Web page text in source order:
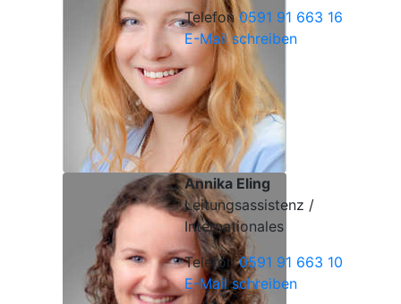
Telefon0591 91 663 16
E-Mail schreiben
Annika Eling
Leitungsassistenz /
Internationales
Telefon0591 91 663 10
E-Mail schreiben